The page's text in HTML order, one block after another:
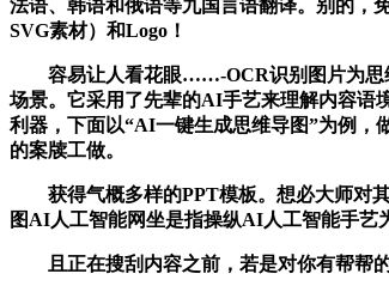
法语、韩语和俄语等九国言语翻译。别的，
SVG素材）和Logo！
容易让人看花眼……-OCR识别图片为思维
场景。它采用了先辈的AI手艺来理解内容语
利器，下面以“AI一键生成思维导图”为例，
的案牍工做。
获得气概多样的PPT模板。想必大师对其
图AI人工智能网坐是指操纵AI人工智能手艺
且正在搜刮内容之前，若是对你有帮帮的